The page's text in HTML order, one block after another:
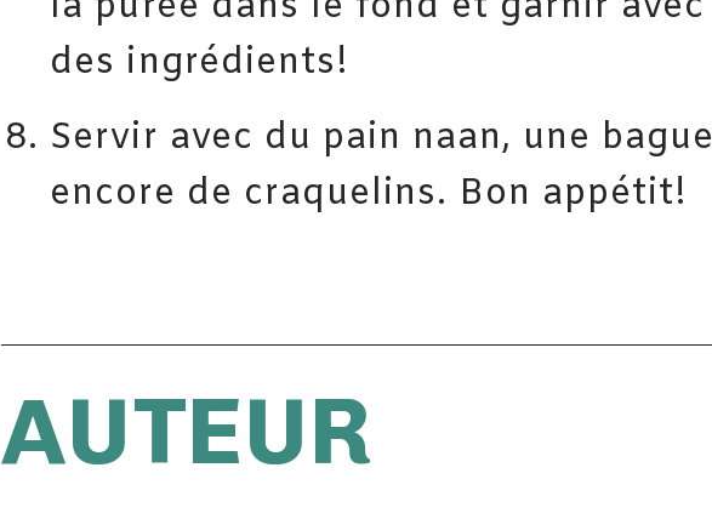
des ingrédients!
Servir avec du pain naan, une
encore de craquelins. Bon appétit!
AUTEUR